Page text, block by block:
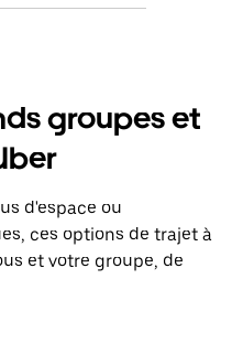
groupes et
d'espace ou
ces options de trajet à
et votre groupe, de